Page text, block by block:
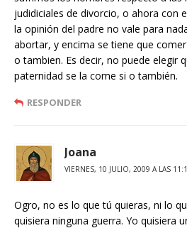
judidiciales de divorcio, o ahora con
la opinión del padre no vale para
abortar, y encima se tiene que
o tambien. Es decir, no puede elegir
paternidad se la come si o también.
RESPONDER
Joana
VIERNES, 10 JULIO, 2009 A LAS
Ogro, no es lo que tú quieras, ni lo
quisiera ninguna guerra. Yo quisiera